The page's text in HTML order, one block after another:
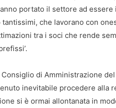
portato il settore ad
che lavorano con
tra i soci che rende
Consiglio di Amministrazione
inevitabile procedere alla
si è ormai allontanata in